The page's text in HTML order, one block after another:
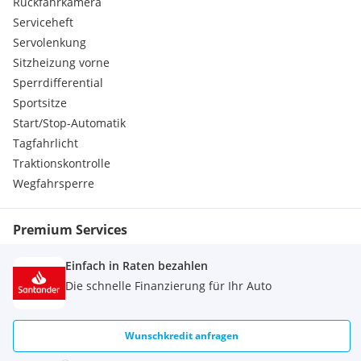
Serviceheft
Servolenkung
Sitzheizung vorne
Sperrdifferential
Sportsitze
Start/Stop-Automatik
Tagfahrlicht
Traktionskontrolle
Wegfahrsperre
Premium Services
Einfach in Raten bezahlen
Die schnelle Finanzierung für Ihr Auto
Wunschkredit anfragen